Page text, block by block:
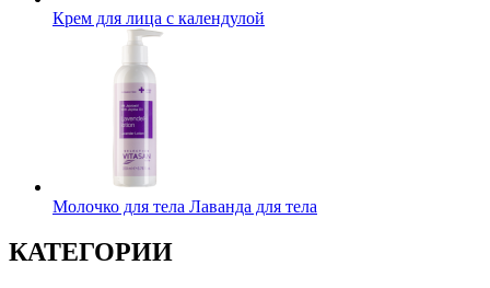
Крем для лица с календулой
Молочко для тела Лаванда для тела
КАТЕГОРИИ